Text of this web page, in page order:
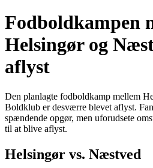
Fodboldkampen
Helsingør og
aflyst
Den planlagte fodboldkamp mellem
Boldklub er desværre blevet aflyst.
spændende opgør, men uforudsete
til at blive aflyst.
Helsingør vs. Næstved